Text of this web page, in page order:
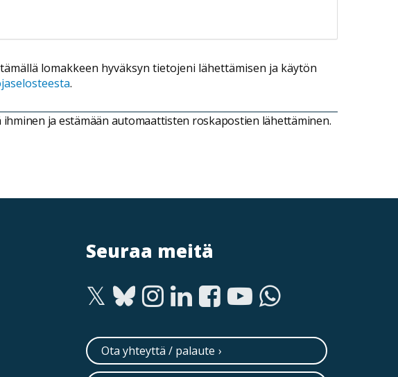
lomakkeen hyväksyn tietojeni lähettämisen ja käytön
.
ja estämään automaattisten roskapostien lähettäminen.
Seuraa meitä
Ota yhteyttä / palaute